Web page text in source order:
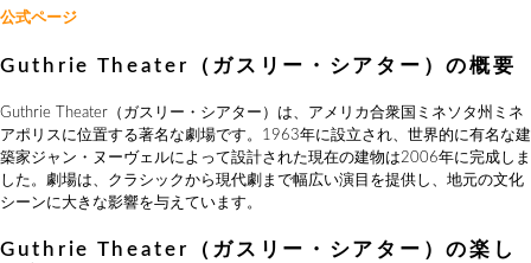
公式ページ
Guthrie Theater（ガスリー・シアター）の概要
Guthrie Theater（ガスリー・シアター）は、アメリカ合衆国ミネソタ州ミネ
アポリスに位置する著名な劇場です。1963年に設立され、世界的に有名な建
築家ジャン・ヌーヴェルによって設計された現在の建物は2006年に完成しま
した。劇場は、クラシックから現代劇まで幅広い演目を提供し、地元の文化
シーンに大きな影響を与えています。
Guthrie Theater（ガスリー・シアター）の楽し